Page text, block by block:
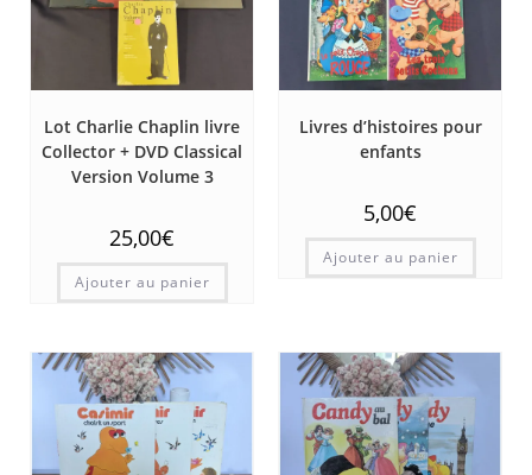
Lot Charlie Chaplin livre
Collector + DVD Classical
Version Volume 3
25,00€
Ajouter au panier
Livres d’histoires pour
enfants
5,00€
Ajouter au panier